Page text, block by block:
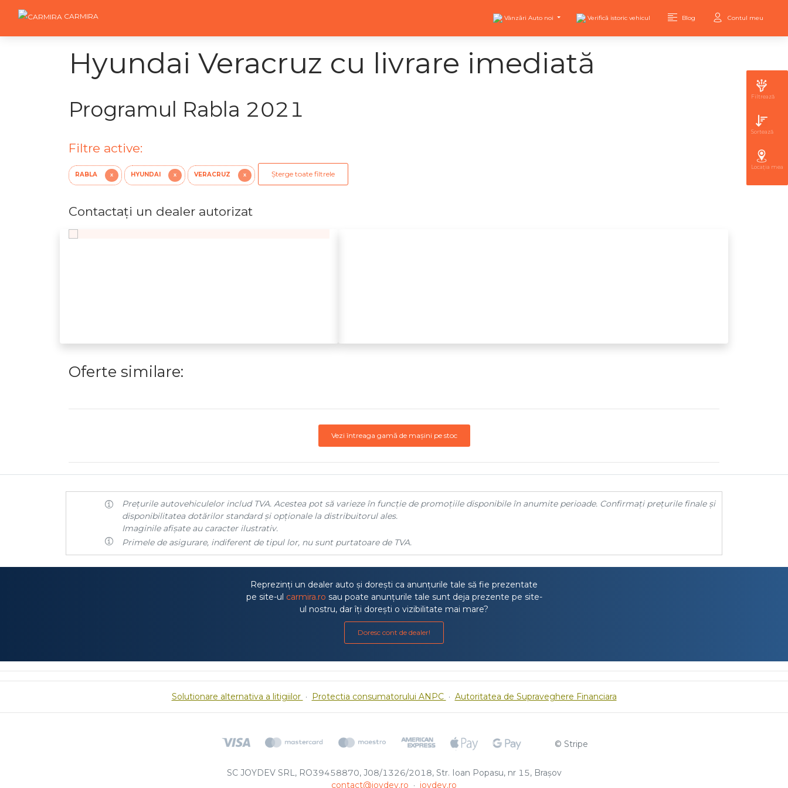
CARMIRA Vânzări Auto noi Verifică istoric vehicul Blog Contul meu
Hyundai Veracruz cu livrare imediată
Programul Rabla 2021
Filtre active:
RABLA X HYUNDAI X VERACRUZ X Șterge toate filtrele
Contactaţi un dealer autorizat
Oferte similare:
Vezi întreaga gamă de mașini pe stoc
Filtrează
Sortează
Locația mea
Prețurile autovehiculelor includ TVA. Acestea pot să varieze în funcție de promoțiile disponibile în anumite perioade. Confirmați prețurile finale și
disponibilitatea dotărilor standard și opționale la distribuitorul ales.
Imaginile afișate au caracter ilustrativ.
Primele de asigurare, indiferent de tipul lor, nu sunt purtatoare de TVA.
Reprezinți un dealer auto și dorești ca anunțurile tale să fie prezentate
pe site-ul carmira.ro sau poate anunțurile tale sunt deja prezente pe site-
ul nostru, dar îți dorești o vizibilitate mai mare?
Doresc cont de dealer!
Solutionare alternativa a litigiilor · Protectia consumatorului ANPC · Autoritatea de Supraveghere Financiara
© Stripe
SC JOYDEV SRL, RO39458870, J08/1326/2018, Str. Ioan Popasu, nr 15, Brașov
contact@joydev.ro · joydev.ro